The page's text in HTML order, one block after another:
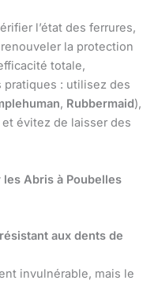
l’état des ferrures,
la protection
totale,
pratiques : utilisez des
, Rubbermaid),
évitez de laisser des
les Abris à Poubelles
aux dents de
invulnérable, mais le